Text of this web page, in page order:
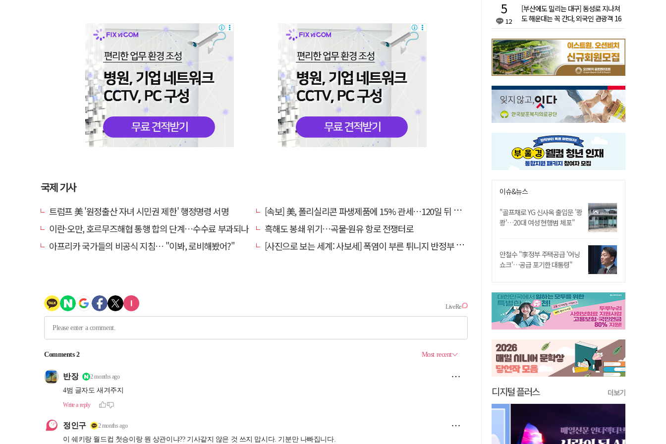
국제 기사
트럼프 美 '원정출산 자녀 시민권 제한' 행정명령 서명
[속보] 美, 폴리실리콘 파생제품에 15% 관세…120일 뒤 발효
이란-오만, 호르무즈해협 통행 합의 단계…수수료 부과되나
흑해도 봉쇄 위기…곡물·원유 항로 전쟁터로
아프리카 국가들의 비공식 지침… "이봐, 로비해봤어?"
[사진으로 보는 세계: 사보세] 폭염이 부른 튀니지 반정부 시위
12
[부산에도 밀리는 대구] 동성로 지나쳐
도 해운대는 꼭 간다, 외국인 관광객 16
이슈&뉴스
"골프채로 YG 신사옥 출입문 '쾅
쾅'…20대 여성 현행범 체포"
안철수 "李정부 주택공급 '어닝
쇼크'…공급 포기한 대통령"
디지털 플러스 더보기